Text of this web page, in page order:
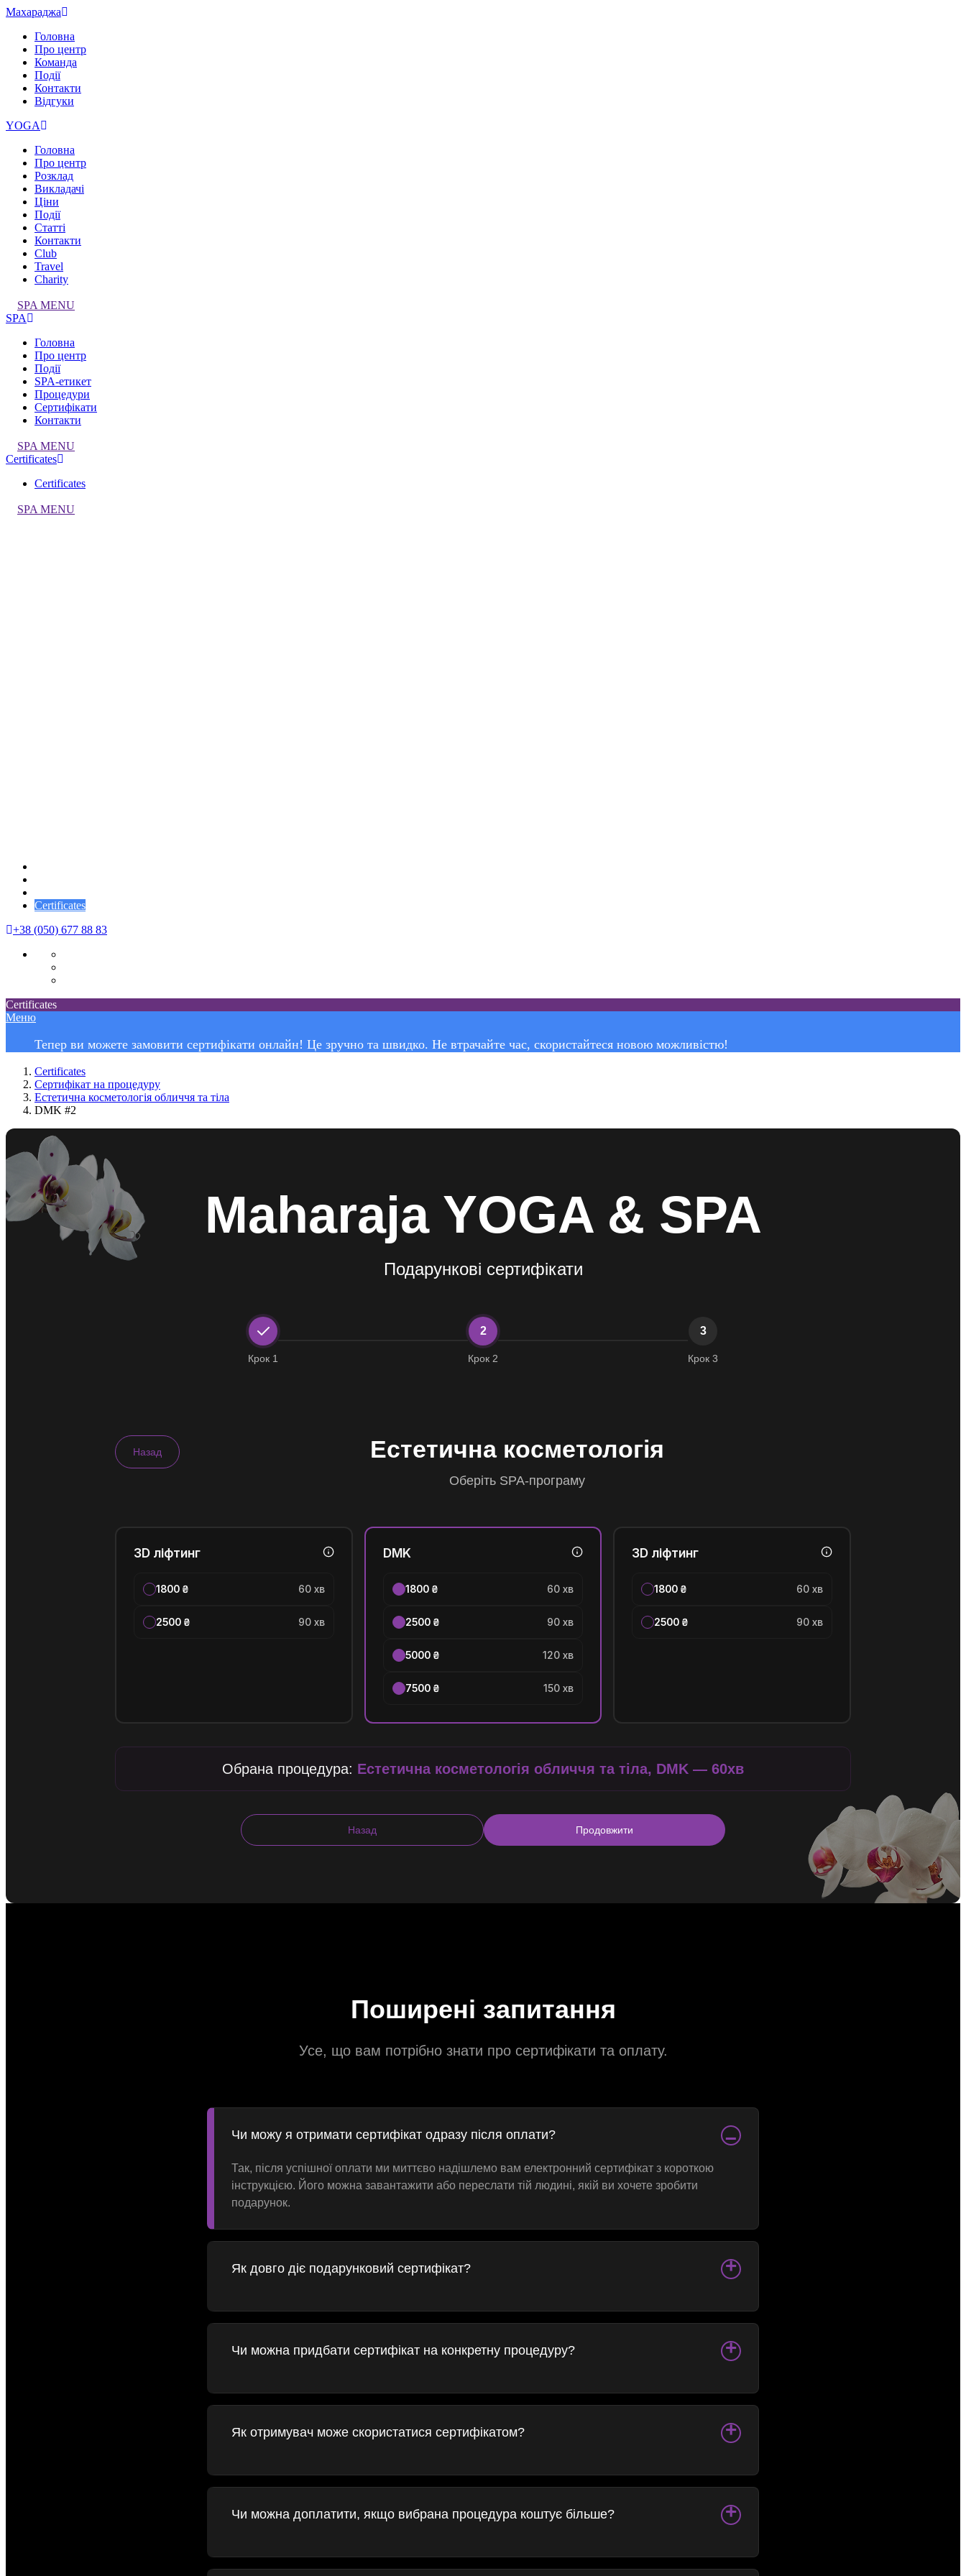
Махараджа
Головна
Про центр
Команда
Події
Контакти
Відгуки
YOGA
Головна
Про центр
Розклад
Викладачі
Ціни
Події
Статті
Контакти
Club
Travel
Charity
SPA MENU
SPA
Головна
Про центр
Події
SPA-етикет
Процедури
Сертифікати
Контакти
SPA MENU
Certificates
Certificates
SPA MENU
Certificates
+38 (050) 677 88 83
Certificates
Меню
Тепер ви можете замовити сертифікати онлайн! Це зручно та швидко. Не втрачайте час, скористайтеся новою можливістю!
Certificates
Сертифікат на процедуру
Естетична косметологія обличчя та тіла
DMK #2
Maharaja YOGA & SPA
Подарункові сертифікати
Крок 1
2
Крок 2
3
Крок 3
Назад Естетична косметологія
Oберіть SPA-програму
3D ліфтинг
1800 ₴ 60 хв
2500 ₴ 90 хв
DMK
1800 ₴ 60 хв
2500 ₴ 90 хв
5000 ₴ 120 хв
7500 ₴ 150 хв
3D ліфтинг
1800 ₴ 60 хв
2500 ₴ 90 хв
Обрана процедура: Естетична косметологія обличчя та тіла, DMK — 60хв
Назад Продовжити
Поширені запитання
Усе, що вам потрібно знати про сертифікати та оплату.
Чи можу я отримати сертифікат одразу після оплати? −
Так, після успішної оплати ми миттєво надішлемо вам електронний сертифікат з короткою
інструкцією. Його можна завантажити або переслати тій людині, якій ви хочете зробити
подарунок.
Як довго діє подарунковий сертифікат? +
Чи можна придбати сертифікат на конкретну процедуру? +
Як отримувач може скористатися сертифікатом? +
Чи можна доплатити, якщо вибрана процедура коштує більше? +